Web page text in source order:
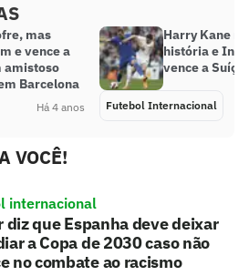
mas
e vence a
amistoso
Barcelona
Há 4 anos
Harry Kane
história e
vence a
Futebol Internacional
VOCÊ!
internacional
diz que Espanha deve deixar
a Copa de 2030 caso não
no combate ao racismo